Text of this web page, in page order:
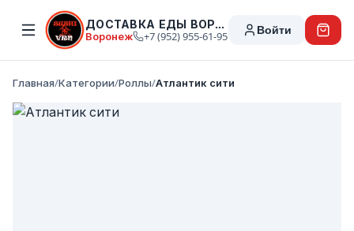
ДОСТАВКА ЕДЫ ВОРОНЕЖ
Воронеж +7 (952) 955-61-95 Войти
Главная/Категории/Роллы/Атлантик сити